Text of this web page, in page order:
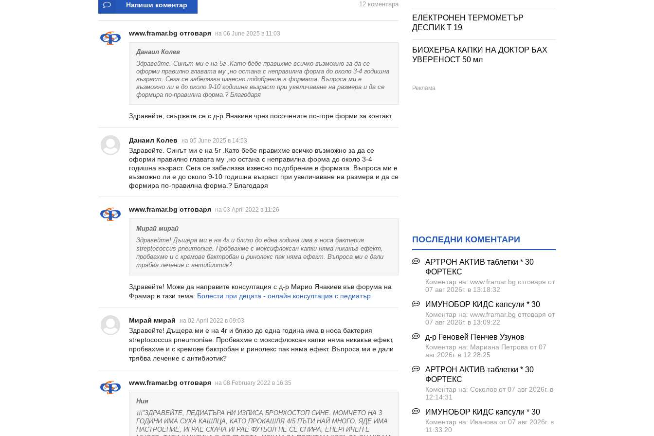
Напиши коментар 12 коментара
www.framar.bg отговаря на 06 June 2025 в 11:03
Данаил Колев
Здравейте. Синът ми е на 5г .Като бебе правихме всичко възможно за да се
оформи правилно главата му ,но остана с неправилна форма до около 3-4 годишна
възраст. Сега се забелязва извесно подобрение в формата..Въпроса ми е
възможно ли е до около 9-10 годишна възраст при увеличаване на размера и да се
формира по-правилна форма.? Благодаря
Здравейте, свържете се с д-р Янакиев чрез посочените по-горе форми за контакт.
Данаил Колев на 05 June 2025 в 14:53
Здравейте. Синът ми е на 5г .Като бебе правихме всичко възможно за да се
оформи правилно главата му ,но остана с неправилна форма до около 3-4
годишна възраст. Сега се забелязва извесно подобрение в формата..Въпроса ми е
възможно ли е до около 9-10 годишна възраст при увеличаване на размера и да се
формира по-правилна форма.? Благодаря
www.framar.bg отговаря на 03 April 2022 в 11:26
Мирай мирай
Здравейте! Дъщера ми е на 4г и близо до една година има в носа бактерия
streptococcus pneumoniae. Пробвахме с моксифлоксан капки няма никакъв ефект,
пробвахме и с кремове бактробан и ринолекс пак няма ефект. Въпроса ми е дали
трябва лечение с антибиотик?
Здравейте! Може да направите консултация с д-р Марио Янакиев във форума на
Фрамар в тази тема: Болести при децата - онлайн консултация с педиатър
Мирай мирай на 02 April 2022 в 09:03
Здравейте! Дъщера ми е на 4г и близо до една година има в носа бактерия
streptococcus pneumoniae. Пробвахме с моксифлоксан капки няма никакъв ефект,
пробвахме и с кремове бактробан и ринолекс пак няма ефект. Въпроса ми е дали
трябва лечение с антибиотик?
www.framar.bg отговаря на 08 February 2022 в 16:35
Ния
\\\"ЗДРАВЕЙТЕ, ПЕДИАТЪРА НИ ИЗПИСА БРОНХОСТОП СИНЕ. МОМЧЕТО НА 3
ГОДИНИ ИМА СУХА КАШЛЦА, КАТО ПРОКАШЛЯ 4/5 ПЪТИ НАЙ МНОГО. ЯДЕ ИМА
НАСТРОЕНИЕ, ИГРАЕ СКАЧА ИГРАЕ ФУТБОЛ НЕ СЕ СПИРА, ЕНЕРГИЧЕН Е
ЕЛЕКТРОНЕН ТЕРМОМЕТЪР
ДЕСПИК T 19
БИОХЕРБА КАПКИ НА ДОКТОР БАХ
УВЕРЕНОСТ 50 мл
ПОСЛЕДНИ КОМЕНТАРИ
АРТРОН АКТИВ таблетки * 30
ФОРТЕКС
Коментар на: www.framar.bg отговаря от
07 авг 2026г. в 13:18:32
ИМУНОБОР КИДС капсули * 30
Коментар на: www.framar.bg отговаря от
07 авг 2026г. в 13:09:22
д-р Геновей Пенчев Узунов
Коментар на: Мариана Петрова от 07
авг 2026г. в 12:28:25
АРТРОН АКТИВ таблетки * 30
ФОРТЕКС
Коментар на: Соколов от 07 авг 2026г. в
12:14:31
ИМУНОБОР КИДС капсули * 30
Коментар на: Иванова от 07 авг 2026г. в
11:33:20